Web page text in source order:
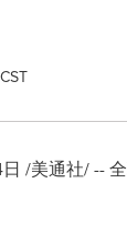
/美通社/ --